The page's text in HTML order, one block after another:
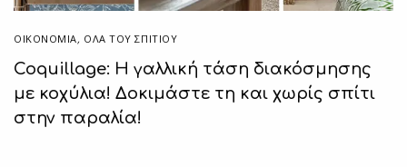
ΟΙΚΟΝΟΜΙΑ, ΌΛΑ ΤΟΥ ΣΠΙΤΙΟΥ
Coquillage: Η γαλλική τάση διακόσμησης
με κοχύλια! Δοκιμάστε τη και χωρίς σπίτι
στην παραλία!